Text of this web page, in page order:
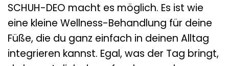
SCHUH-DEO macht es möglich. Es ist wie
eine kleine Wellness-Behandlung für deine
Füße, die du ganz einfach in deinen Alltag
integrieren kannst. Egal, was der Tag bringt,